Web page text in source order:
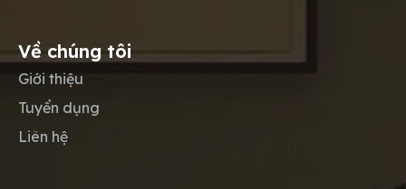
Về chúng tôi
Giới thiệu
Tuyển dụng
Liên hệ